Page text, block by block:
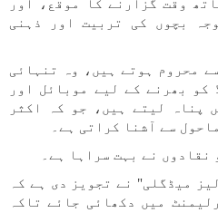
وقت گزارنے کا موقع، اور
بچوں کی تربیت اور ذہنی
محروم ہوتے ہیں، وہ تنہائی
کو بھرنے کے لیے موبائل اور
پناہ لیتے ہیں، جو کہ اکثر
سے آشنا کراتی ہے۔
میڈگلی" نے تجویز دی ہے کہ
میں دکھائی جائے تاکہ